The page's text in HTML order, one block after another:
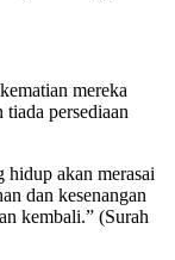
mereka
persediaan
hidup akan merasai
dan kesenangan
kembali.” (Surah